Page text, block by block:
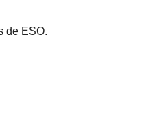
de ESO.